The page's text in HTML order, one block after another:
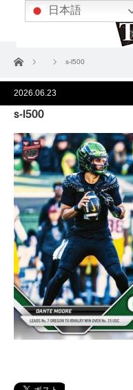
ホーム s-l500
2026.06.23
s-l500
日本語